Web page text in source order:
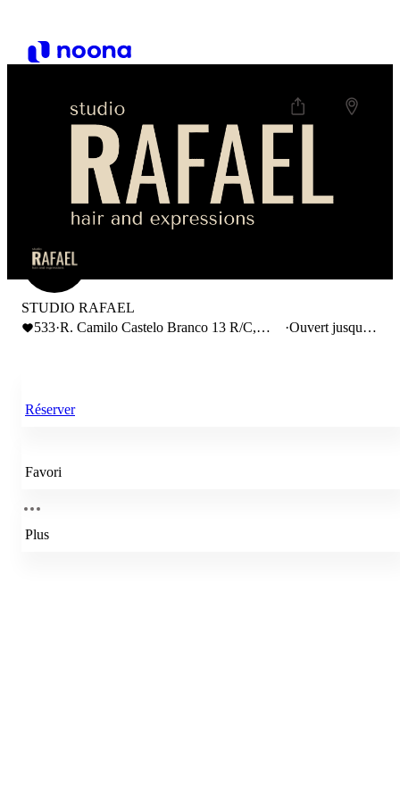
STUDIO RAFAEL
533·R. Camilo Castelo Branco 13 R/C,
·Ouvert jusqu'à
Réserver
Favori
Plus